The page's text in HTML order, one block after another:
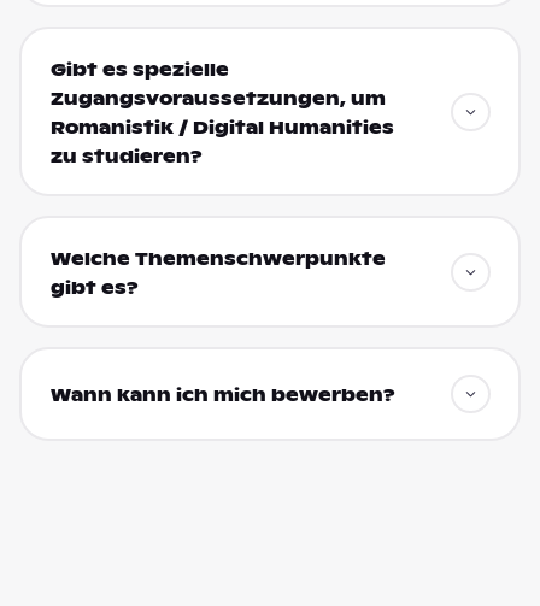
Gibt es spezielle
Zugangsvoraussetzungen, um
Romanistik / Digital Humanities
zu studieren?
Welche Themenschwerpunkte
gibt es?
Wann kann ich mich bewerben?